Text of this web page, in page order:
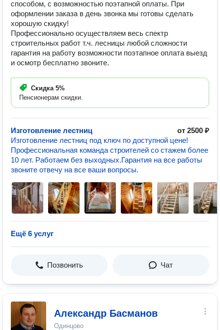
способом, с возможностью поэтапной оплаты. При
оформлении заказа в день звонка мы готовы сделать
хорошую скидку!
Профессионально осуществляем весь спектр
строительных работ т.ч. лесницы любой сложности
гарантия на работу возможности поэтапное оплата выезд
и осмотр бесплатно звоните.
Скидка 5%
Пенсионерам скидки.
Изготовление лестниц
от 2500 ₽
Изготовление лестниц под ключ по доступной цене!
Профессиональная команда строителей со стажем более
10 лет. Работаем без выходных.Гарантия на все работы
звоните отвечу на все ваши вопросы.
Ещё 6 услуг
Позвонить Чат
Александр Басманов
Одинцово